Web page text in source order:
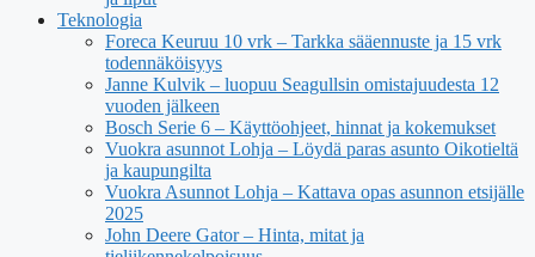
Teknologia
Foreca Keuruu 10 vrk – Tarkka sääennuste ja 15 vrk
todennäköisyys
Janne Kulvik – luopuu Seagullsin omistajuudesta 12
vuoden jälkeen
Bosch Serie 6 – Käyttöohjeet, hinnat ja kokemukset
Vuokra asunnot Lohja – Löydä paras asunto Oikotieltä
ja kaupungilta
Vuokra Asunnot Lohja – Kattava opas asunnon etsijälle
2025
John Deere Gator – Hinta, mitat ja